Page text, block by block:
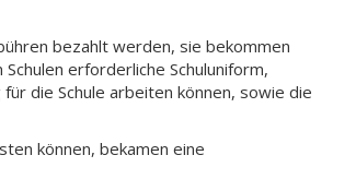
bezahlt werden, sie bekommen
erforderliche Schuluniform,
die Schule arbeiten können, sowie die
können, bekamen eine